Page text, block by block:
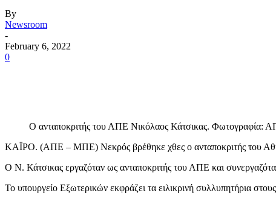
By
Newsroom
-
February 6, 2022
0
Ο ανταποκριτής του ΑΠΕ Νικόλαος Κάτσικας. Φωτογραφία:
ΚΑΪΡΟ. (ΑΠΕ – ΜΠΕ) Νεκρός βρέθηκε χθες ο ανταποκριτής του
Ο Ν. Κάτσικας εργαζόταν ως ανταποκριτής του ΑΠΕ και
Το υπουργείο Εξωτερικών εκφράζει τα ειλικρινή συλλυπητήρια στους